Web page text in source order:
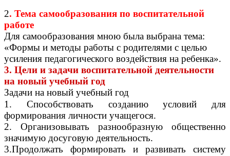
2. Тема самообразования по воспитательной
работе
Для самообразования мною была выбрана тема:
«Формы и методы работы с родителями с целью
усиления педагогического воздействия на ребенка».
3. Цели и задачи воспитательной деятельности
на новый учебный год
Задачи на новый учебный год
1. Способствовать созданию условий для
формирования личности учащегося.
2. Организовывать разнообразную общественно
значимую досуговую деятельность.
3.Продолжать формировать и развивать систему